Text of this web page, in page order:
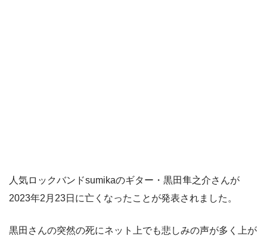
人気ロックバンドsumikaのギター・黒田隼之介さんが
2023年2月23日に亡くなったことが発表されました。
黒田さんの突然の死にネット上でも悲しみの声が多く上が